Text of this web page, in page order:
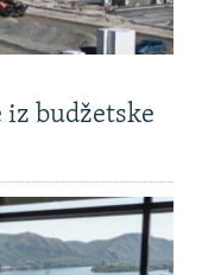
budžetske